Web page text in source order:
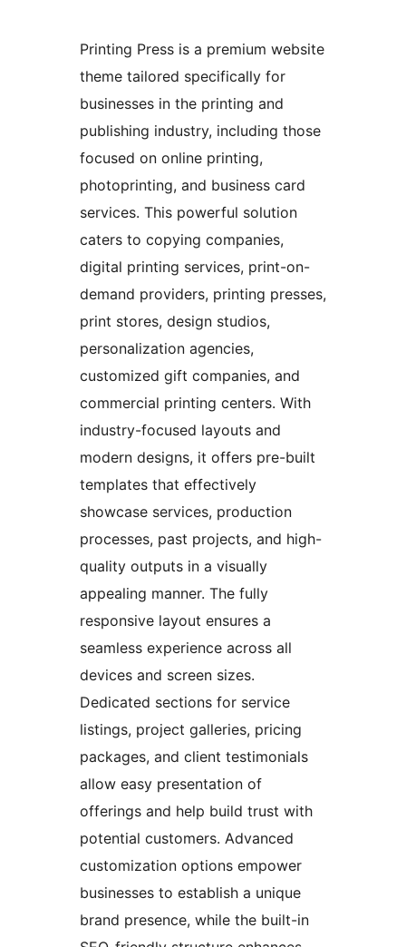
Printing Press is a premium website
theme tailored specifically for
businesses in the printing and
publishing industry, including those
focused on online printing,
photoprinting, and business card
services. This powerful solution
caters to copying companies,
digital printing services, print-on-
demand providers, printing presses,
print stores, design studios,
personalization agencies,
customized gift companies, and
commercial printing centers. With
industry-focused layouts and
modern designs, it offers pre-built
templates that effectively
showcase services, production
processes, past projects, and high-
quality outputs in a visually
appealing manner. The fully
responsive layout ensures a
seamless experience across all
devices and screen sizes.
Dedicated sections for service
listings, project galleries, pricing
packages, and client testimonials
allow easy presentation of
offerings and help build trust with
potential customers. Advanced
customization options empower
businesses to establish a unique
brand presence, while the built-in